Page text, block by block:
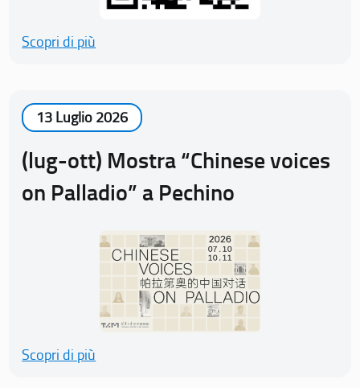
Scopri di più
13 Luglio 2026
(lug-ott) Mostra “Chinese voices
on Palladio” a Pechino
Scopri di più